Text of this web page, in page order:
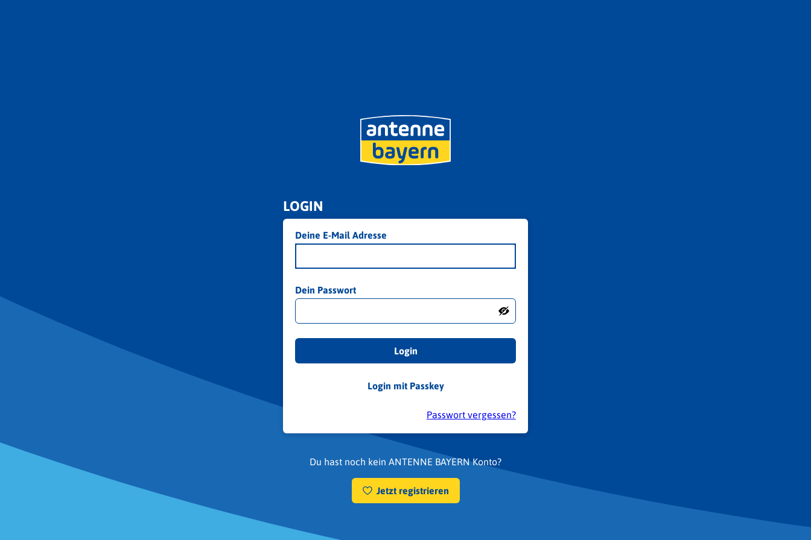
LOGIN
Deine E-Mail Adresse
Dein Passwort
Login
Login mit Passkey
Passwort vergessen?
Du hast noch kein ANTENNE BAYERN Konto?
Jetzt registrieren